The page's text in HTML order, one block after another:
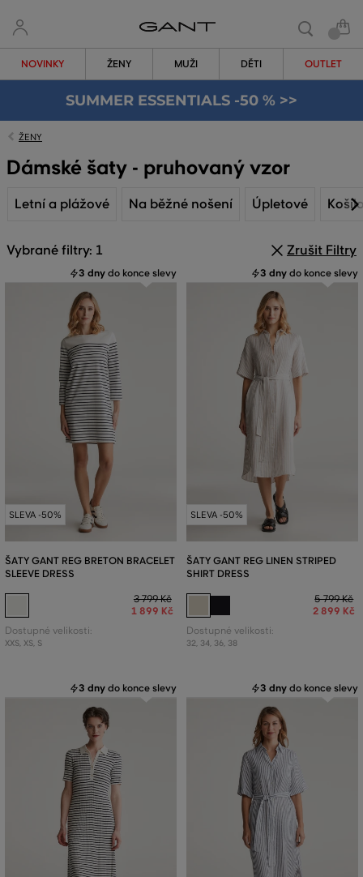
NOVINKY ŽENY MUŽI DĚTI OUTLET
SUMMER ESSENTIALS -50 % >>
ŽENY
Dámské šaty - pruhovaný vzor
Letní a plážové Na běžné nošení Úpletové
Vybrané filtry: 1 Zrušit Filtry
3 dny do konce slevy
SLEVA -50%
ŠATY GANT REG BRETON BRACELET
SLEEVE DRESS
3 799 Kč
1 899 Kč
Dostupné velikosti:
XXS, XS, S
3 dny do konce slevy
SLEVA -50%
ŠATY GANT REG LINEN STRIPED
SHIRT DRESS
5 799 Kč
2 899 Kč
Dostupné velikosti:
32, 34, 36, 38
3 dny do konce slevy 3 dny do konce slevy